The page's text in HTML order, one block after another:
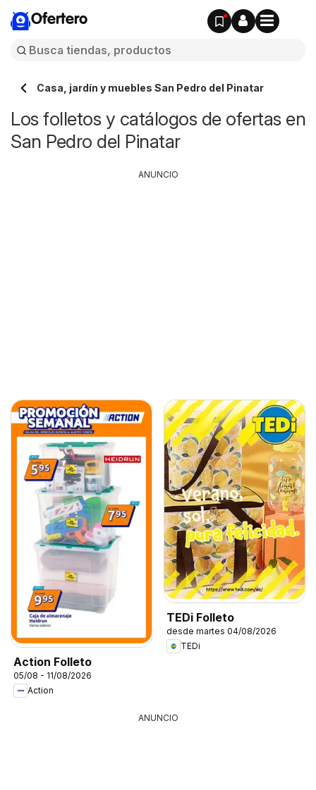
Ofertero
Casa, jardín y muebles San Pedro del Pinatar
Los folletos y catálogos de ofertas en
San Pedro del Pinatar
Action Folleto
05/08 - 11/08/2026
Action
TEDi Folleto
desde martes 04/08/2026
TEDi
ANUNCIO
ANUNCIO